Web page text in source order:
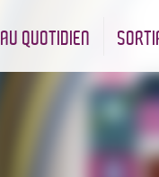
AU QUOTIDIEN